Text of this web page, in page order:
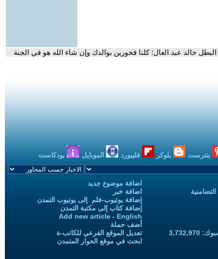
خالد عبد العال: كلنا فخورين بوالدك وإن شاء الله هو في الجنة
بنترست بلوكر فليبورد الموبايل بودكاست
اضافة موضوع جديد
اضافة خبر
إضافة يوتيوب-فلم إلى يوتيوب التمدن
إضافة كتاب إلى مكتبة التمدن
Add new article - English
أضف حملة
تعديل الموقع الفرعي للكاتب-ة
ابحث في موقع الحوار المتمدن